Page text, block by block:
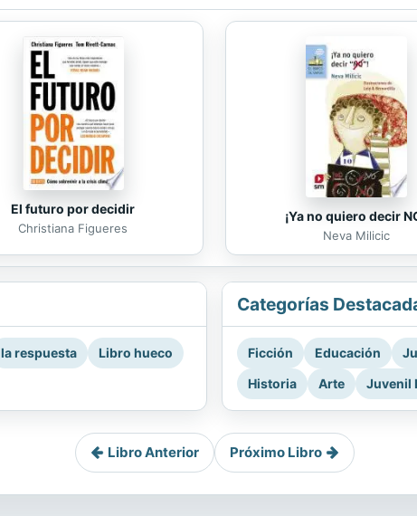
El futuro por decidir
Christiana Figueres
¡Ya no quiero decir
Neva Milicic
la respuesta Libro hueco
Categorías
Ficción Educación
Historia
Arte Juvenil
Libro Anterior Próximo Libro